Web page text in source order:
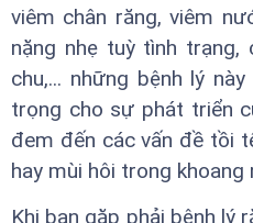
viêm chân răng, viêm
nặng nhẹ tuỳ tình
chu,... những bệnh lý
trọng cho sự phát triển
đem đến các vấn đề tồi
hay mùi hôi trong khoang
Khi bạn gặp phải bệnh lý